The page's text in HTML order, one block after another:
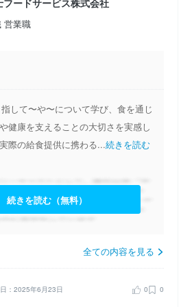
営業職
して〜や〜について学び、食を通じ
健康を支えることの大切さを実感し
際の給食提供に携わる...続きを読む
続きを読む（無料）
全ての内容を見る
：2025年6月23日 0 0